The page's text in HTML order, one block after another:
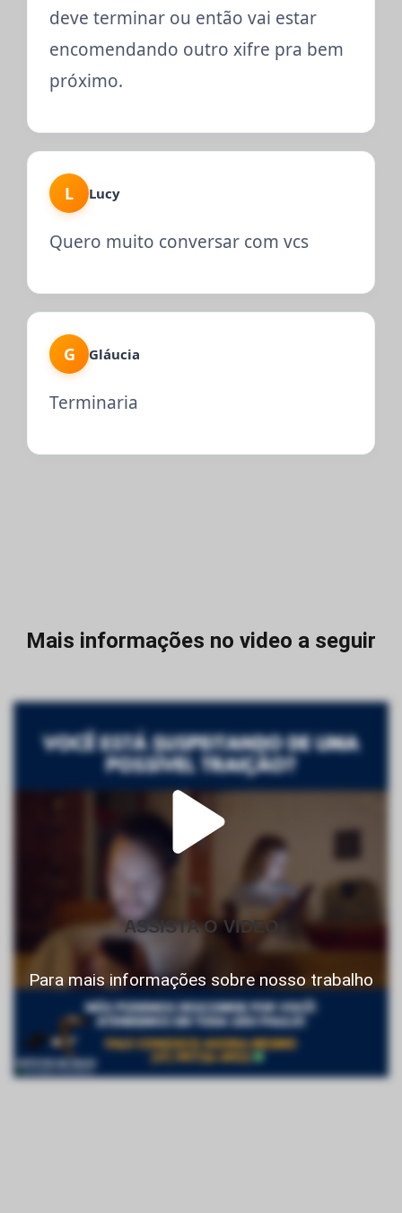
deve terminar ou então vai estar
encomendando outro xifre pra bem
próximo.
L Lucy
Quero muito conversar com vcs
G Gláucia
Terminaria
Mais informações no video a seguir
ASSISTA O VIDEO
Para mais informações sobre nosso trabalho